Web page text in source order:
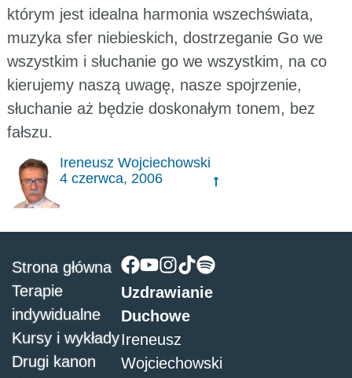
którym jest idealna harmonia wszechświata,
muzyka sfer niebieskich, dostrzeganie Go we
wszystkim i słuchanie go we wszystkim, na co
kierujemy naszą uwagę, nasze spojrzenie,
słuchanie aż będzie doskonałym tonem, bez
fałszu.
Ireneusz Wojciechowski
4 czerwca, 2006
Uzdrawianie
Duchowe
Ireneusz
Wojciechowski
Strona główna
Terapie
indywidualne
Kursy i wykłady
Drugi kanon